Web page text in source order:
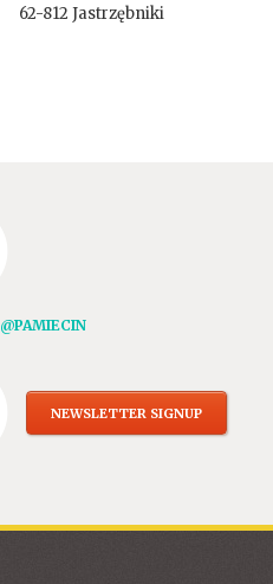
62-812 Jastrzębniki
@PAMIECIN
NEWSLETTER SIGNUP